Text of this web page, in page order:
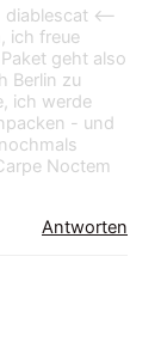
<--
ich freue
geht also
Berlin zu
ich werde
- und
Noctem
Antworten